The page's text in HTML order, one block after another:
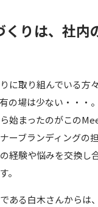
くりは、社内
に取り組んでいる方
の場は少ない・・・。
始まったのがこの
ーブランディングの
経験や悩みを交換し
。
ある白木さんからは